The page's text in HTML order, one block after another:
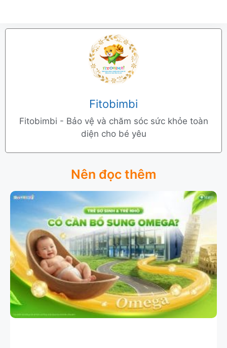
Fitobimbi
Fitobimbi - Bảo vệ và chăm sóc sức khỏe toàn
diện cho bé yêu
Nên đọc thêm